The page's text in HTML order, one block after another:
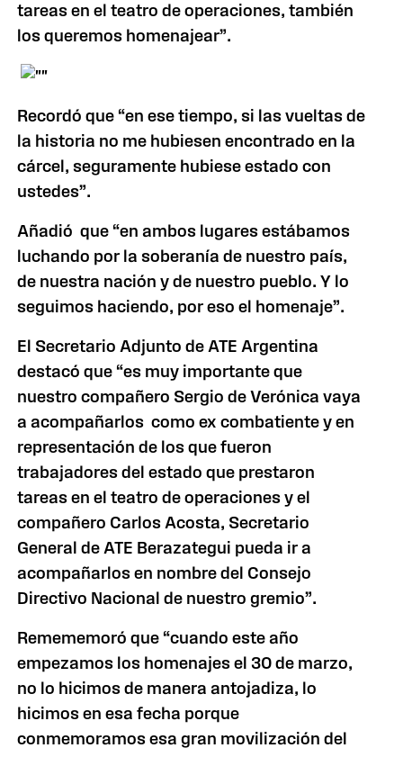
tareas en el teatro de operaciones, también
los queremos homenajear”.
Recordó que “en ese tiempo, si las vueltas de
la historia no me hubiesen encontrado en la
cárcel, seguramente hubiese estado con
ustedes”.
Añadió que “en ambos lugares estábamos
luchando por la soberanía de nuestro país,
de nuestra nación y de nuestro pueblo. Y lo
seguimos haciendo, por eso el homenaje”.
El Secretario Adjunto de ATE Argentina
destacó que “es muy importante que
nuestro compañero Sergio de Verónica vaya
a acompañarlos como ex combatiente y en
representación de los que fueron
trabajadores del estado que prestaron
tareas en el teatro de operaciones y el
compañero Carlos Acosta, Secretario
General de ATE Berazategui pueda ir a
acompañarlos en nombre del Consejo
Directivo Nacional de nuestro gremio”.
Remememoró que “cuando este año
empezamos los homenajes el 30 de marzo,
no lo hicimos de manera antojadiza, lo
hicimos en esa fecha porque
conmemoramos esa gran movilización del